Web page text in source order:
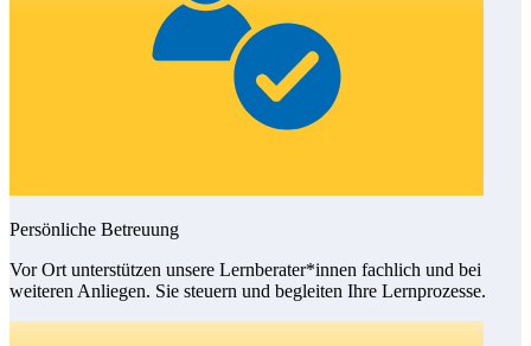
Persönliche Betreuung
Vor Ort unterstützen unsere Lernberater*innen fachlich und bei
weiteren Anliegen. Sie steuern und begleiten Ihre Lernprozesse.